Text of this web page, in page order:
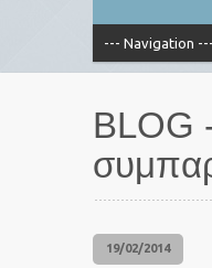
BLOG
19/02/2014